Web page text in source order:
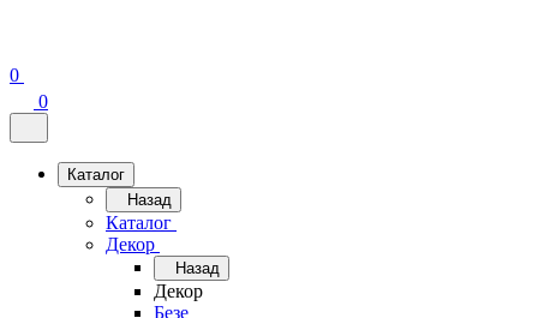
0
0
Каталог
Назад
Каталог
Декор
Назад
Декор
Безе